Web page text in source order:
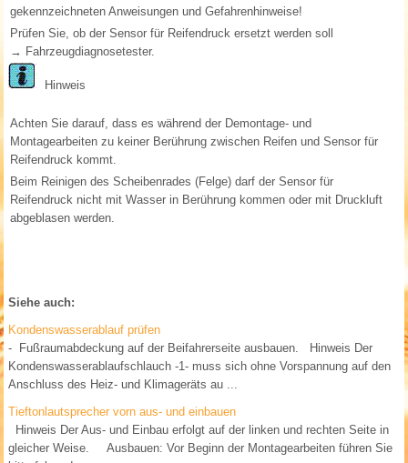
gekennzeichneten Anweisungen und Gefahrenhinweise!
Prüfen Sie, ob der Sensor für Reifendruck ersetzt werden soll
→ Fahrzeugdiagnosetester.
Hinweis
Achten Sie darauf, dass es während der Demontage- und
Montagearbeiten zu keiner Berührung zwischen Reifen und Sensor für
Reifendruck kommt.
Beim Reinigen des Scheibenrades (Felge) darf der Sensor für
Reifendruck nicht mit Wasser in Berührung kommen oder mit Druckluft
abgeblasen werden.
Siehe auch:
Kondenswasserablauf prüfen
- Fußraumabdeckung auf der Beifahrerseite ausbauen. Hinweis Der
Kondenswasserablaufschlauch -1- muss sich ohne Vorspannung auf den
Anschluss des Heiz- und Klimageräts au ...
Tieftonlautsprecher vorn aus- und einbauen
Hinweis Der Aus- und Einbau erfolgt auf der linken und rechten Seite in
gleicher Weise. Ausbauen: Vor Beginn der Montagearbeiten führen Sie